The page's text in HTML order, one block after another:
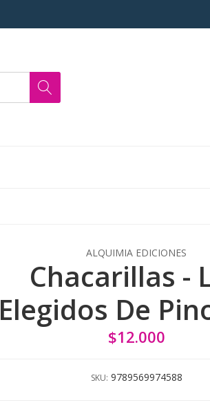
ALQUIMIA EDICIONES
Chacarillas -
Elegidos De
$12.000
SKU: 9789569974588